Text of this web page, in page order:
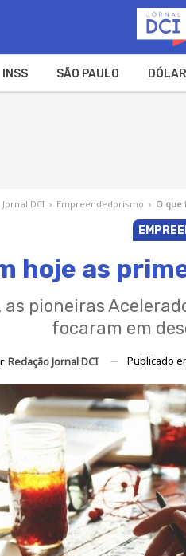
INSS SÃO PAULO
Jornal DCI › Empreendedorismo › O que
hoje as
as pioneiras
focaram em
Redação Jornal DCI Publicado